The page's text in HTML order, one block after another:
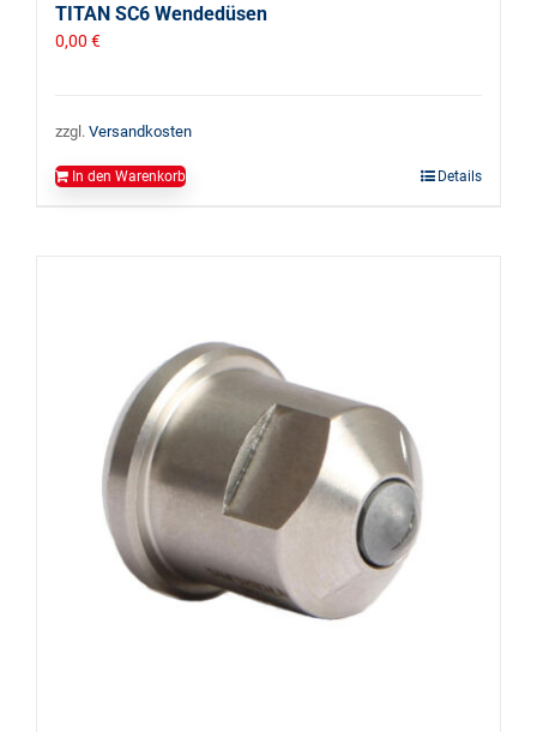
TITAN SC6 Wendedüsen
0,00 €
zzgl. Versandkosten
In den Warenkorb Details